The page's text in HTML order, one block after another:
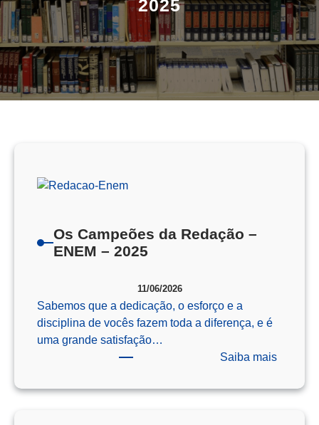
2025
Os Campeões da Redação –
ENEM – 2025
11/06/2026
Sabemos que a dedicação, o esforço e a
disciplina de vocês fazem toda a diferença, e é
uma grande satisfação…
Saiba mais: